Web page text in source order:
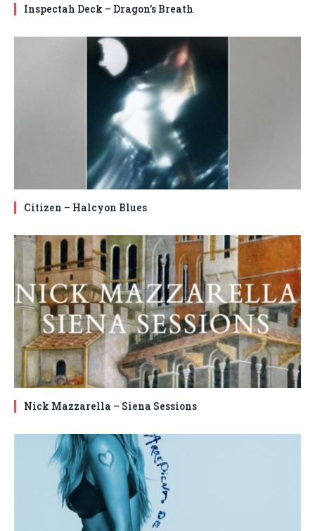
Inspectah Deck – Dragon’s Breath
Citizen – Halcyon Blues
Nick Mazzarella – Siena Sessions